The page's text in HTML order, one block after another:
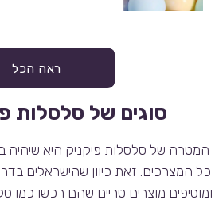
ראה הכל
סוגים של סלסלות
המטרה של סלסלות פיקניק היא שיהיה
כל המצרכים. זאת כיוון שהישראלים
ומוסיפים מוצרים טריים שהם רכשו כמו